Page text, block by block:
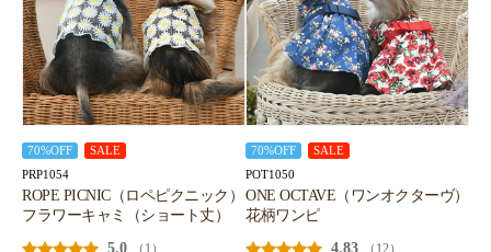
70%OFF SALE
PRP1054
ROPE PICNIC（ロペピクニック）
フラワーキャミ（ショート丈）
5.0
（1）
70%OFF SALE
POT1050
ONE OCTAVE（ワンオクターヴ）
花柄ワンピ
4.83
（12）